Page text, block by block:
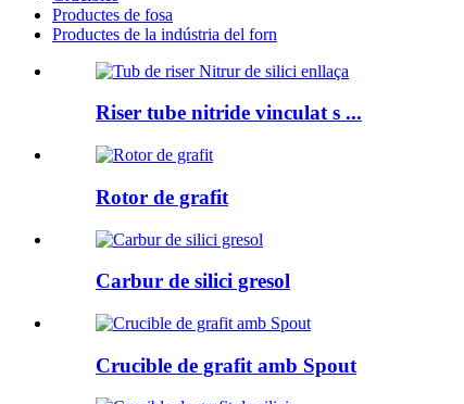
Productes de fosa
Productes de la indústria del forn
Riser tube nitride vinculat s ...
Rotor de grafit
Carbur de silici gresol
Crucible de grafit amb Spout